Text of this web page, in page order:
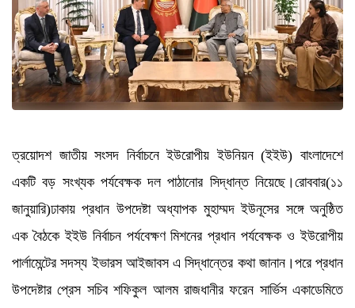
ত্রয়োদশ জাতীয় সংসদ নির্বাচনে ইউরোপীয় ইউনিয়ন (ইইউ) বাংলাদেশে
একটি বড় সংখ্যক পর্যবেক্ষক দল পাঠানোর সিদ্ধান্ত নিয়েছে।রোববার(১১
জানুয়ারি)ঢাকায় প্রধান উপদেষ্টা অধ্যাপক মুহাম্মদ ইউনূসের সঙ্গে অনুষ্ঠিত
এক বৈঠকে ইইউ নির্বাচন পর্যবেক্ষণ মিশনের প্রধান পর্যবেক্ষক ও ইউরোপীয়
পার্লামেন্টের সদস্য ইভারস আইজাবস এ সিদ্ধান্তের কথা জানান।পরে প্রধান
উপদেষ্টার প্রেস সচিব শফিকুল আলম রাজধানীর ফরেন সার্ভিস একাডেমিতে